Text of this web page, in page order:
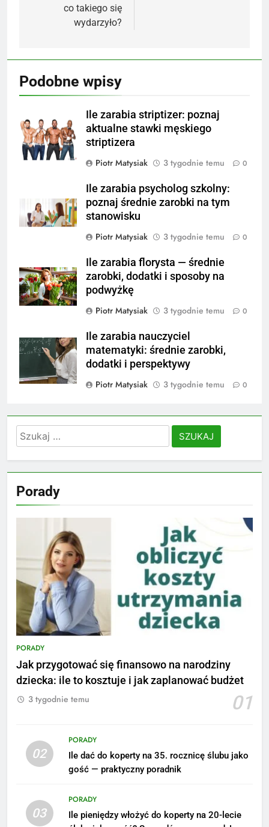
co takiego się
wydarzyło?
Podobne wpisy
Ile zarabia striptizer: poznaj
aktualne stawki męskiego
striptizera
Piotr Matysiak
3 tygodnie temu 0
Ile zarabia psycholog szkolny:
poznaj średnie zarobki na tym
stanowisku
Piotr Matysiak
3 tygodnie temu 0
Ile zarabia florysta — średnie
zarobki, dodatki i sposoby na
podwyżkę
Piotr Matysiak
3 tygodnie temu 0
Ile zarabia nauczyciel
matematyki: średnie zarobki,
dodatki i perspektywy
Piotr Matysiak
3 tygodnie temu 0
Szukaj:
Porady
PORADY
Jak przygotować się finansowo na narodziny
dziecka: ile to kosztuje i jak zaplanować budżet
01
3 tygodnie temu
02
PORADY
Ile dać do koperty na 35. rocznicę ślubu jako
gość — praktyczny poradnik
03
PORADY
Ile pieniędzy włożyć do koperty na 20-lecie
5
Ile zarabia podolog: poznajmy